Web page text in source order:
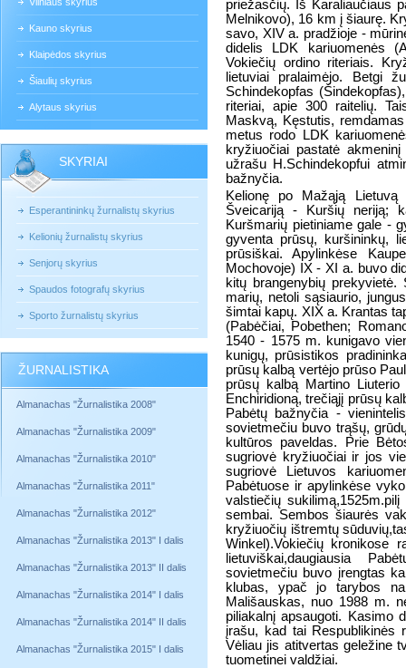
Kauno skyrius
Klaipėdos skyrius
Šiaulių skyrius
Alytaus skyrius
SKYRIAI
Esperantininkų žurnalistų skyrius
Kelionių žurnalistų skyrius
Senjorų skyrius
Spaudos fotografų skyrius
Sporto žurnalistų skyrius
ŽURNALISTIKA
Almanachas "Žurnalistika 2008"
Almanachas "Žurnalistika 2009"
Almanachas "Žurnalistika 2010"
Almanachas "Žurnalistika 2011"
Almanachas "Žurnalistika 2012"
Almanachas "Žurnalistika 2013" I dalis
Almanachas "Žurnalistika 2013" II dalis
Almanachas "Žurnalistika 2014" I dalis
Almanachas "Žurnalistika 2014" II dalis
Almanachas "Žurnalistika 2015" I dalis
priežasčių. Iš Karaliaučiaus
Melnikovo), 16 km į šiaurę.
savo, XIV a. pradžioje -
didelis LDK kariuomenės
Vokiečių ordino riteriais.
lietuviai pralaimėjo. Betgi
Schindekopfas
riteriai, apie 300 raitelių.
Maskvą, Kęstutis,
metus rodo LDK
kryžiuočiai pastatė
užrašu H.Schindekopfui
bažnyčia.
Kelionę po Mažąją
Šveicariją - Kuršių neriją;
Kuršmarių pietiniame gale -
gyventa prūsų, kuršininkų,
prūsiškai. Apylinkėse
Mochovoje) IX - XI a. buvo
kitų brangenybių
marių, netoli sąsiaurio,
šimtai kapų. XIX a. Krantas
(Pabėčiai, Pobethen;
1540 - 1575 m. kunigavo
kunigų, prūsistikos
prūsų kalbą vertėjo prūso
prūsų kalbą Martino
Enchiridioną, trečiąjį prūsų
Pabėtų bažnyčia -
sovietmečiu buvo trąšų,
kultūros paveldas. Prie
sugriovė kryžiuočiai ir jos
sugriovė Lietuvos
Pabėtuose ir apylinkėse
valstiečių
sembai. Sembos šiaurės
kryžiuočių ištremtų
Winkel).Vokiečių kronikose
lietuviškai,daugiausia
sovietmečiu buvo įrengtas
klubas, ypač jo tarybos
Mališauskas, nuo 1988 m.
piliakalnį apsaugoti. Kasimo
įrašu, kad tai Respublikinės
Vėliau jis atitvertas geležine
tuometinei valdžiai.